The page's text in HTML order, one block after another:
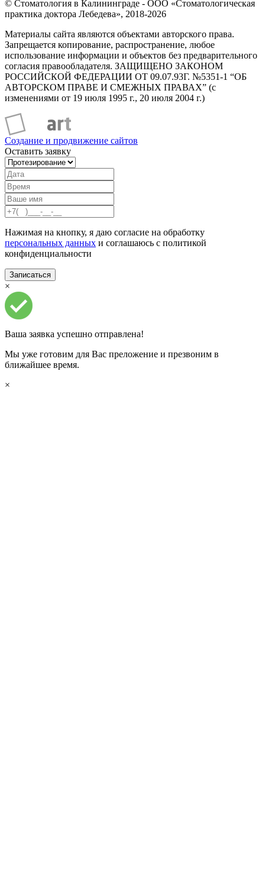
© Стоматология в Калининграде - ООО «Стоматологическая
практика доктора Лебедева», 2018-2026
Материалы сайта являются объектами авторского права.
Запрещается копирование, распространение, любое
использование информации и объектов без предварительного
согласия правообладателя. ЗАЩИЩЕНО ЗАКОНОМ
РОССИЙСКОЙ ФЕДЕРАЦИИ ОТ 09.07.93Г. №5351-1 “ОБ
АВТОРСКОМ ПРАВЕ И СМЕЖНЫХ ПРАВАХ” (с
изменениями от 19 июля 1995 г., 20 июля 2004 г.)
Создание и продвижение сайтов
Оставить заявку
Нажимая на кнопку, я даю согласие на обработку
персональных данных и соглашаюсь с политикой
конфиденциальности
×
Ваша заявка успешно отправлена!
Мы уже готовим для Вас преложение и презвоним в
ближайшее время.
×